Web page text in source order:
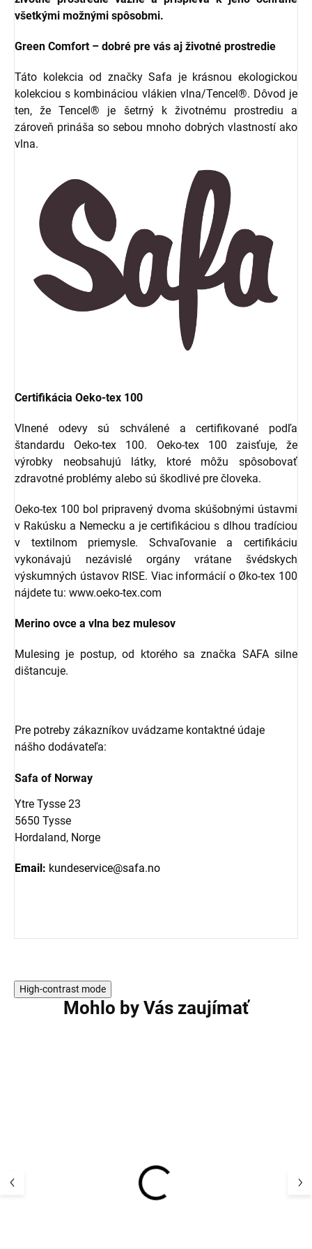
všetkými možnými spôsobmi.
Green Comfort – dobré pre vás aj životné prostredie
Táto kolekcia od značky Safa je krásnou ekologickou
kolekciou s kombináciou vlákien vlna/Tencel®. Dôvod je
ten, že Tencel® je šetrný k životnému prostrediu a
zároveň prináša so sebou mnoho dobrých vlastností ako
vlna.
Certifikácia Oeko-tex 100
Vlnené odevy sú schválené a certifikované podľa
štandardu Oeko-tex 100. Oeko-tex 100 zaisťuje, že
výrobky neobsahujú látky, ktoré môžu spôsobovať
zdravotné problémy alebo sú škodlivé pre človeka.
Oeko-tex 100 bol pripravený dvoma skúšobnými ústavmi
v Rakúsku a Nemecku a je certifikáciou s dlhou tradíciou
v textilnom priemysle. Schvaľovanie a certifikáciu
vykonávajú nezávislé orgány vrátane švédskych
výskumných ústavov RISE. Viac informácií o Øko-tex 100
nájdete tu: www.oeko-tex.com
Merino ovce a vlna bez mulesov
Mulesing je postup, od ktorého sa značka SAFA silne
dištancuje.
Pre potreby zákazníkov uvádzame kontaktné údaje
nášho dodávateľa:
Safa of Norway
Ytre Tysse 23
5650 Tysse
Hordaland, Norge
Email: kundeservice@safa.no
High-contrast mode
Mohlo by Vás zaujímať